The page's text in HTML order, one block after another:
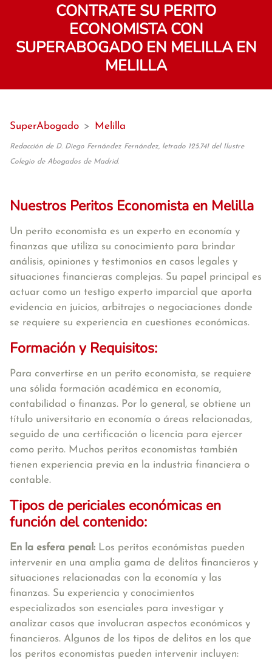
CONTRATE SU PERITO
ECONOMISTA CON
SUPERABOGADO EN MELILLA EN
MELILLA
SuperAbogado > Melilla
Redacción de D. Diego Fernández Fernández, letrado 125.741 del Ilustre
Colegio de Abogados de Madrid.
Nuestros Peritos Economista en Melilla
Un perito economista es un experto en economía y
finanzas que utiliza su conocimiento para brindar
análisis, opiniones y testimonios en casos legales y
situaciones financieras complejas. Su papel principal es
actuar como un testigo experto imparcial que aporta
evidencia en juicios, arbitrajes o negociaciones donde
se requiere su experiencia en cuestiones económicas.
Formación y Requisitos:
Para convertirse en un perito economista, se requiere
una sólida formación académica en economía,
contabilidad o finanzas. Por lo general, se obtiene un
título universitario en economía o áreas relacionadas,
seguido de una certificación o licencia para ejercer
como perito. Muchos peritos economistas también
tienen experiencia previa en la industria financiera o
contable.
Tipos de periciales económicas en
función del contenido:
En la esfera penal: Los peritos económistas pueden
intervenir en una amplia gama de delitos financieros y
situaciones relacionadas con la economía y las
finanzas. Su experiencia y conocimientos
especializados son esenciales para investigar y
analizar casos que involucran aspectos económicos y
financieros. Algunos de los tipos de delitos en los que
los peritos economistas pueden intervenir incluyen: